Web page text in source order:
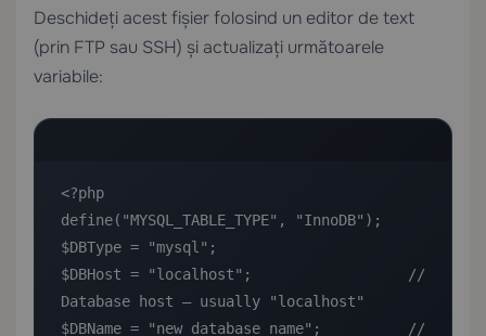
Deschideți acest fișier folosind un editor de text
(prin FTP sau SSH) și actualizați următoarele
variabile:
<?php
define("MYSQL_TABLE_TYPE", "InnoDB");
$DBType = "mysql";
$DBHost = "localhost";                  //
Database host — usually "localhost"
$DBName = "new_database_name";          //